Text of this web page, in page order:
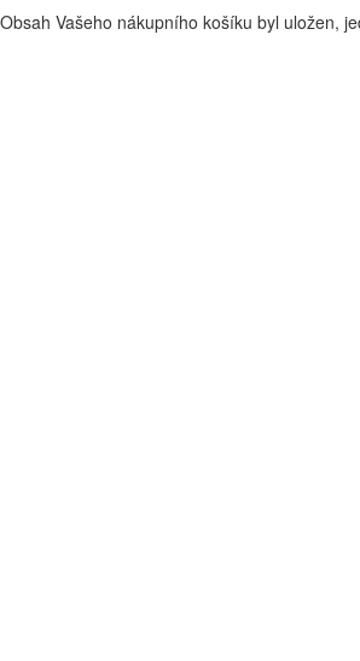
Obsah Vašeho nákupního košíku byl uložen,